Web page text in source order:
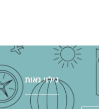
גילוי נאות